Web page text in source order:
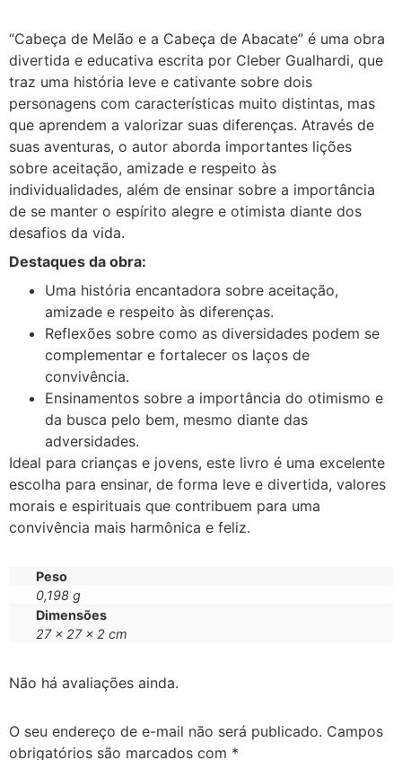
“Cabeça de Melão e a Cabeça de Abacate” é uma obra
divertida e educativa escrita por Cleber Gualhardi, que
traz uma história leve e cativante sobre dois
personagens com características muito distintas, mas
que aprendem a valorizar suas diferenças. Através de
suas aventuras, o autor aborda importantes lições
sobre aceitação, amizade e respeito às
individualidades, além de ensinar sobre a importância
de se manter o espírito alegre e otimista diante dos
desafios da vida.
Destaques da obra:
Uma história encantadora sobre aceitação,
amizade e respeito às diferenças.
Reflexões sobre como as diversidades podem se
complementar e fortalecer os laços de
convivência.
Ensinamentos sobre a importância do otimismo e
da busca pelo bem, mesmo diante das
adversidades.
Ideal para crianças e jovens, este livro é uma excelente
escolha para ensinar, de forma leve e divertida, valores
morais e espirituais que contribuem para uma
convivência mais harmônica e feliz.
Peso
0,198 g
Dimensões
27 × 27 × 2 cm
Não há avaliações ainda.
O seu endereço de e-mail não será publicado. Campos
obrigatórios são marcados com *